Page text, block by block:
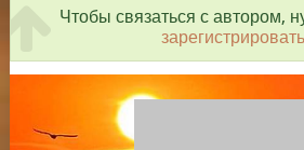
Чтобы связаться с автором,